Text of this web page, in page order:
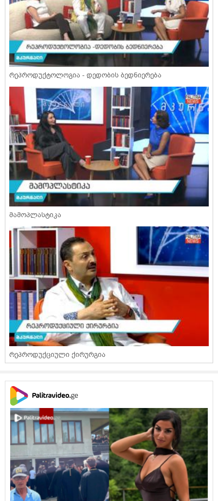
რეპროდუქტოლოგია - დედობის ბედნიერება
მამოპლასტიკა
რეპროდუქციული ქირურგია